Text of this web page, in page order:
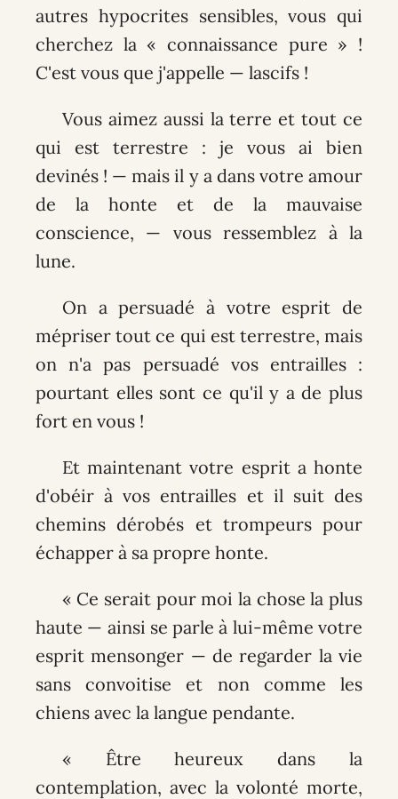
autres hypocrites sensibles, vous qui
cherchez la « connaissance pure » !
C'est vous que j'appelle — lascifs !
Vous aimez aussi la terre et tout ce
qui est terrestre : je vous ai bien
devinés ! — mais il y a dans votre amour
de la honte et de la mauvaise
conscience, — vous ressemblez à la
lune.
On a persuadé à votre esprit de
mépriser tout ce qui est terrestre, mais
on n'a pas persuadé vos entrailles :
pourtant elles sont ce qu'il y a de plus
fort en vous !
Et maintenant votre esprit a honte
d'obéir à vos entrailles et il suit des
chemins dérobés et trompeurs pour
échapper à sa propre honte.
« Ce serait pour moi la chose la plus
haute — ainsi se parle à lui-même votre
esprit mensonger — de regarder la vie
sans convoitise et non comme les
chiens avec la langue pendante.
« Être heureux dans la
contemplation, avec la volonté morte,